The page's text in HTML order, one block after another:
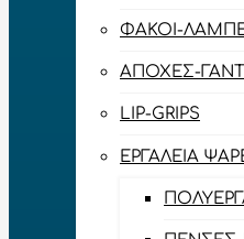
ΦΑΚΟΊ-
ΑΠΌΧΕΣ-
LIP-GRIPS
EΡΓΑΛΕΊΑ